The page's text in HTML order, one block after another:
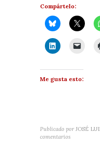
Compártelo:
Me gusta esto:
Publicado por JOSÉ
comentarios